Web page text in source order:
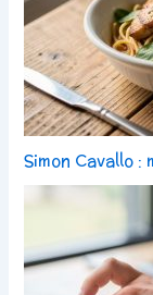
Simon Cavallo